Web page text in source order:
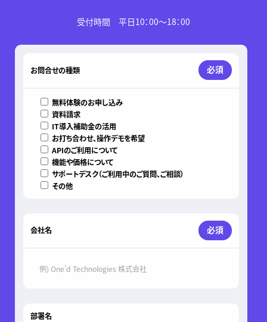
受付時間 平日10：00～18：00
このフィールドは空のままにしてください。
お問合せの種類 必須
無料体験のお申し込み
資料請求
IT導入補助金の活用
お打ち合わせ、操作デモを希望
APIのご利用について
機能や価格について
サポートデスク（ご利用中のご質問、ご相談）
その他
会社名 必須
部署名